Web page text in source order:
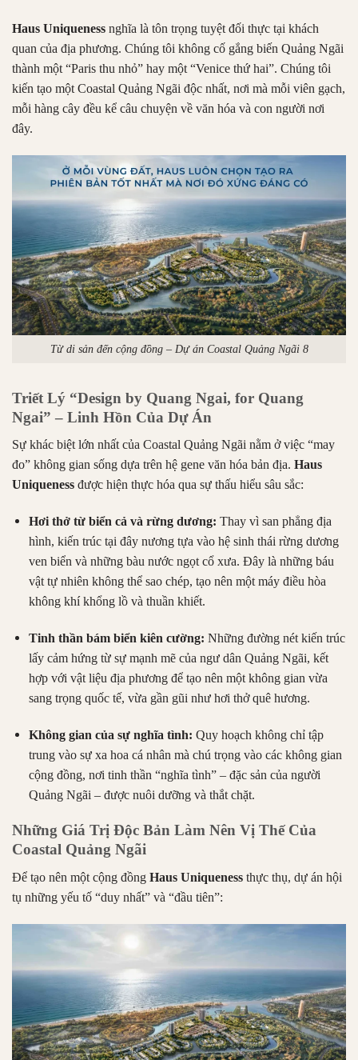
Haus Uniqueness nghĩa là tôn trọng tuyệt đối thực tại khách
quan của địa phương. Chúng tôi không cố gắng biến Quảng Ngãi
thành một “Paris thu nhỏ” hay một “Venice thứ hai”. Chúng tôi
kiến tạo một Coastal Quảng Ngãi độc nhất, nơi mà mỗi viên gạch,
mỗi hàng cây đều kể câu chuyện về văn hóa và con người nơi
đây.
Từ di sản đến cộng đồng – Dự án Coastal Quảng Ngãi 8
Triết Lý “Design by Quang Ngai, for Quang
Ngai” – Linh Hồn Của Dự Án
Sự khác biệt lớn nhất của Coastal Quảng Ngãi nằm ở việc “may
đo” không gian sống dựa trên hệ gene văn hóa bản địa. Haus
Uniqueness được hiện thực hóa qua sự thấu hiểu sâu sắc:
Hơi thở từ biển cả và rừng dương: Thay vì san phẳng địa
hình, kiến trúc tại đây nương tựa vào hệ sinh thái rừng dương
ven biển và những bàu nước ngọt cổ xưa. Đây là những báu
vật tự nhiên không thể sao chép, tạo nên một máy điều hòa
không khí khổng lồ và thuần khiết.
Tinh thần bám biển kiên cường: Những đường nét kiến trúc
lấy cảm hứng từ sự mạnh mẽ của ngư dân Quảng Ngãi, kết
hợp với vật liệu địa phương để tạo nên một không gian vừa
sang trọng quốc tế, vừa gần gũi như hơi thở quê hương.
Không gian của sự nghĩa tình: Quy hoạch không chỉ tập
trung vào sự xa hoa cá nhân mà chú trọng vào các không gian
cộng đồng, nơi tinh thần “nghĩa tình” – đặc sản của người
Quảng Ngãi – được nuôi dưỡng và thắt chặt.
Những Giá Trị Độc Bản Làm Nên Vị Thế Của
Coastal Quảng Ngãi
Để tạo nên một cộng đồng Haus Uniqueness thực thụ, dự án hội
tụ những yếu tố “duy nhất” và “đầu tiên”: